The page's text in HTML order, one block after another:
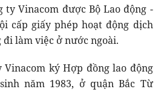
ty Vinacom được Bộ Lao động -
cấp giấy phép hoạt động dịch
làm việc ở nước ngoài.
Vinacom ký Hợp đồng lao động
năm 1983, ở quận Bắc Từ